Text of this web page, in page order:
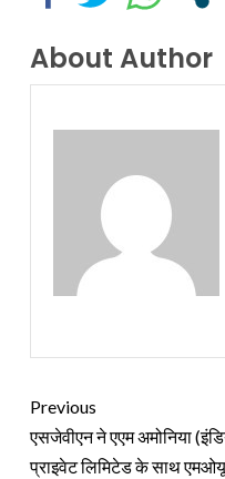
About Author
Previous
एसजेवीएन ने एएम अमोनिया
प्राइवेट लिमिटेड के साथ एमओयू